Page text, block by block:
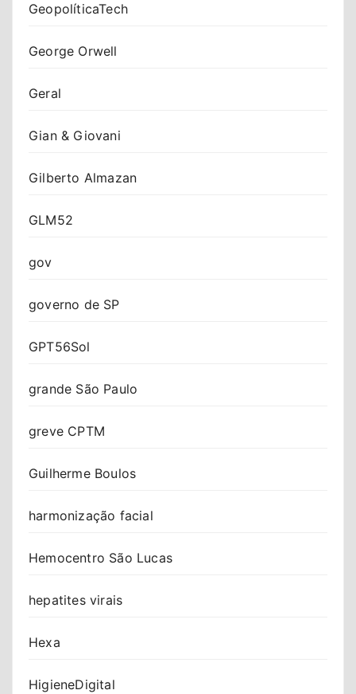
GeopolíticaTech
George Orwell
Geral
Gian & Giovani
Gilberto Almazan
GLM52
gov
governo de SP
GPT56Sol
grande São Paulo
greve CPTM
Guilherme Boulos
harmonização facial
Hemocentro São Lucas
hepatites virais
Hexa
HigieneDigital